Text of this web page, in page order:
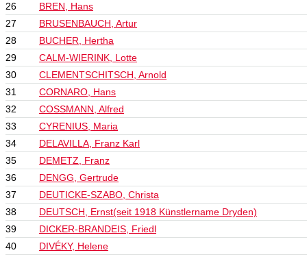
26
BREN, Hans
27
BRUSENBAUCH, Artur
28
BUCHER, Hertha
29
CALM-WIERINK, Lotte
30
CLEMENTSCHITSCH, Arnold
31
CORNARO, Hans
32
COSSMANN, Alfred
33
CYRENIUS, Maria
34
DELAVILLA, Franz Karl
35
DEMETZ, Franz
36
DENGG, Gertrude
37
DEUTICKE-SZABO, Christa
38
DEUTSCH, Ernst(seit 1918 Künstlername Dryden)
39
DICKER-BRANDEIS, Friedl
40
DIVÉKY, Helene